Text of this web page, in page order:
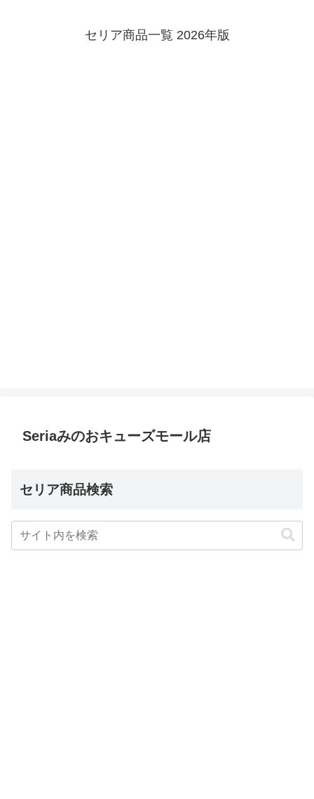
セリア商品一覧 2026年版
Seriaみのおキューズモール店
セリア商品検索